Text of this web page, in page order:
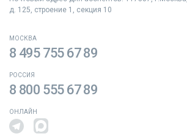
д. 125, строение 1, секция 10
МОСКВА
8 495 755 67 89
РОССИЯ
8 800 555 67 89
ОНЛАЙН